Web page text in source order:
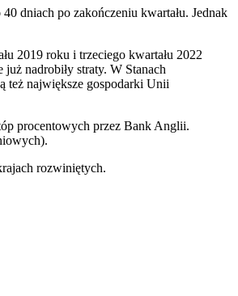
dniach po zakończeniu kwartału. Jednak
2019 roku i trzeciego kwartału 2022
nadrobiły straty. W Stanach
też największe gospodarki Unii
procentowych przez Bank Anglii.
rozwiniętych.